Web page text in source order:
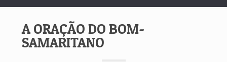
A ORAÇÃO DO BOM-
SAMARITANO